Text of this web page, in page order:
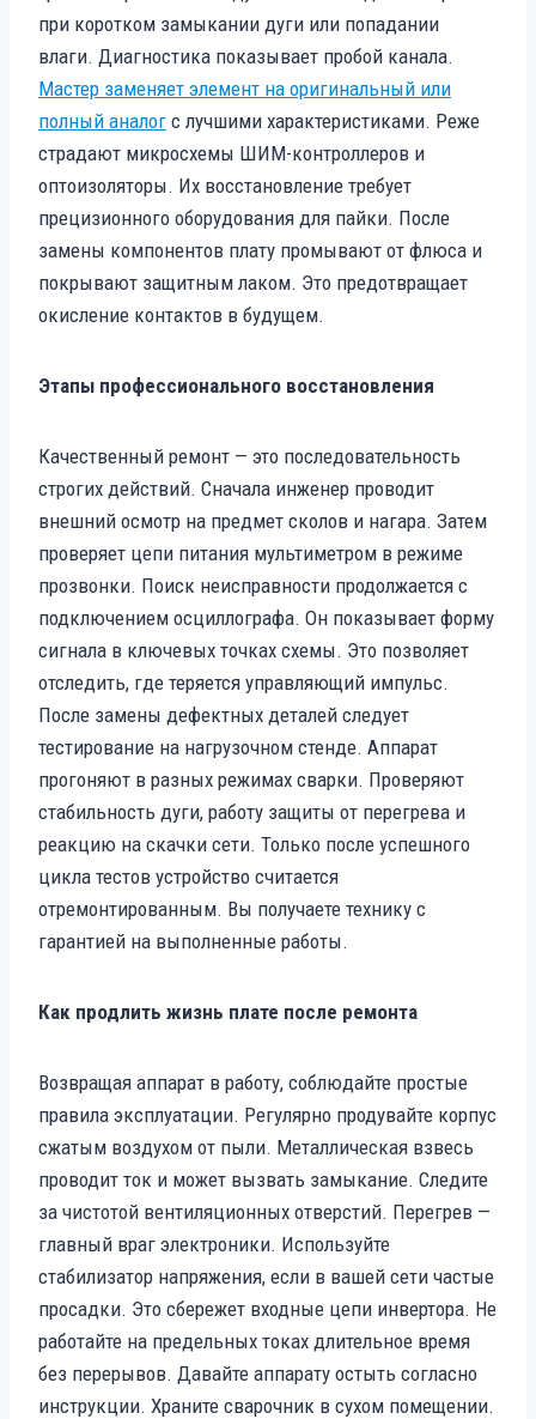
при коротком замыкании дуги или попадании
влаги. Диагностика показывает пробой канала.
Мастер заменяет элемент на оригинальный или
полный аналог с лучшими характеристиками. Реже
страдают микросхемы ШИМ-контроллеров и
оптоизоляторы. Их восстановление требует
прецизионного оборудования для пайки. После
замены компонентов плату промывают от флюса и
покрывают защитным лаком. Это предотвращает
окисление контактов в будущем.
Этапы профессионального восстановления
Качественный ремонт — это последовательность
строгих действий. Сначала инженер проводит
внешний осмотр на предмет сколов и нагара. Затем
проверяет цепи питания мультиметром в режиме
прозвонки. Поиск неисправности продолжается с
подключением осциллографа. Он показывает форму
сигнала в ключевых точках схемы. Это позволяет
отследить, где теряется управляющий импульс.
После замены дефектных деталей следует
тестирование на нагрузочном стенде. Аппарат
прогоняют в разных режимах сварки. Проверяют
стабильность дуги, работу защиты от перегрева и
реакцию на скачки сети. Только после успешного
цикла тестов устройство считается
отремонтированным. Вы получаете технику с
гарантией на выполненные работы.
Как продлить жизнь плате после ремонта
Возвращая аппарат в работу, соблюдайте простые
правила эксплуатации. Регулярно продувайте корпус
сжатым воздухом от пыли. Металлическая взвесь
проводит ток и может вызвать замыкание. Следите
за чистотой вентиляционных отверстий. Перегрев —
главный враг электроники. Используйте
стабилизатор напряжения, если в вашей сети частые
просадки. Это сбережет входные цепи инвертора. Не
работайте на предельных токах длительное время
без перерывов. Давайте аппарату остыть согласно
инструкции. Храните сварочник в сухом помещении.